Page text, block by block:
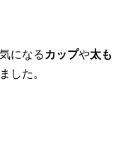
になる カップや太も
した。